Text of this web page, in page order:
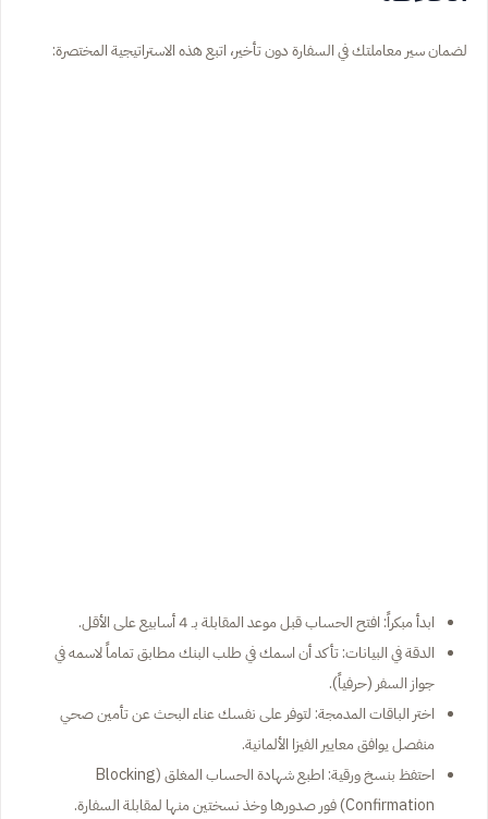
لضمان سير معاملتك في السفارة دون تأخير، اتبع هذه الاستراتيجية المختصرة:
ابدأ مبكراً: افتح الحساب قبل موعد المقابلة بـ 4 أسابيع على الأقل.
الدقة في البيانات: تأكد أن اسمك في طلب البنك مطابق تماماً لاسمه في
جواز السفر (حرفياً).
اختر الباقات المدمجة: لتوفر على نفسك عناء البحث عن تأمين صحي
منفصل يوافق معايير الفيزا الألمانية.
احتفظ بنسخ ورقية: اطبع شهادة الحساب المغلق (Blocking
Confirmation) فور صدورها وخذ نسختين منها لمقابلة السفارة.